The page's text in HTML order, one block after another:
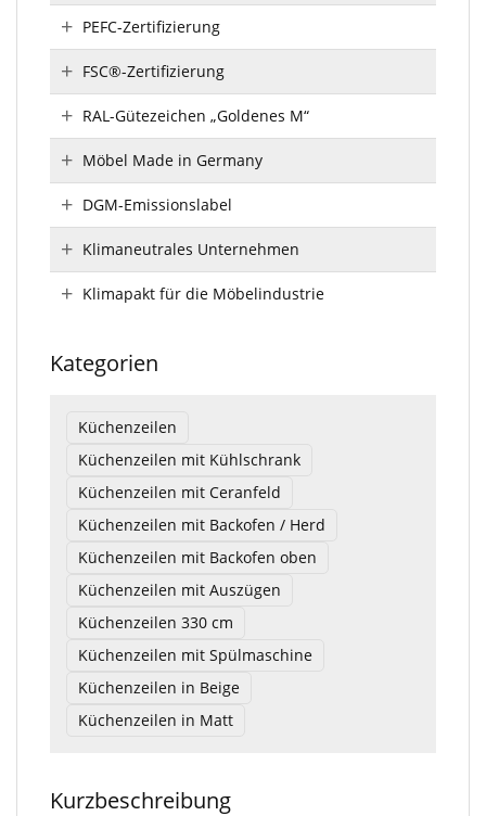
PEFC-Zertifizierung
FSC®-Zertifizierung
RAL-Gütezeichen „Goldenes M“
Möbel Made in Germany
DGM-Emissionslabel
Klimaneutrales Unternehmen
Klimapakt für die Möbelindustrie
Kategorien
Küchenzeilen
Küchenzeilen mit Kühlschrank
Küchenzeilen mit Ceranfeld
Küchenzeilen mit Backofen / Herd
Küchenzeilen mit Backofen oben
Küchenzeilen mit Auszügen
Küchenzeilen 330 cm
Küchenzeilen mit Spülmaschine
Küchenzeilen in Beige
Küchenzeilen in Matt
Kurzbeschreibung